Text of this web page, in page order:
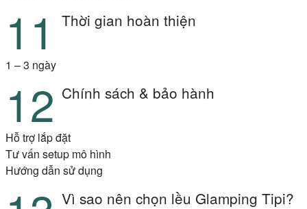
Thời gian hoàn thiện
1 – 3 ngày
Chính sách & bảo hành
Hỗ trợ lắp đặt
Tư vấn setup mô hình
Hướng dẫn sử dụng
Vì sao nên chọn lều Glamping Tipi?